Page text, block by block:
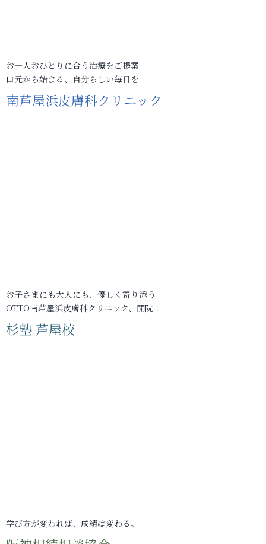
お一人おひとりに合う治療をご提案
口元から始まる、自分らしい毎日を
南芦屋浜皮膚科クリニック
お子さまにも大人にも、優しく寄り添う
OTTO南芦屋浜皮膚科クリニック、開院！
杉塾 芦屋校
学び方が変われば、成績は変わる。